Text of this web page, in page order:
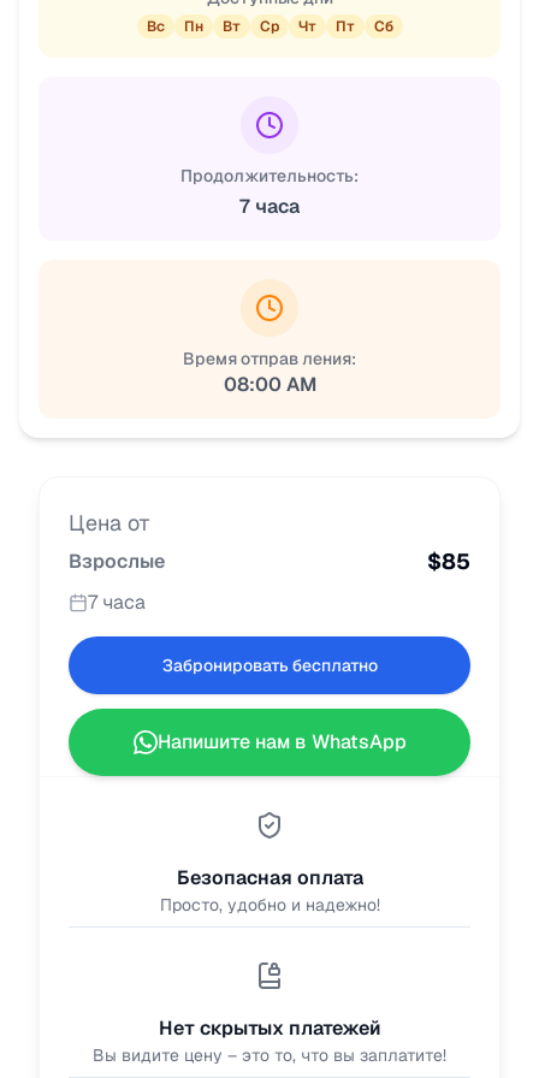
Вс Пн Вт Ср Чт Пт Сб
Продолжительность:
7 часа
Время отправ ления:
08:00 AM
Цена от
Взрослые $85
7 часа
Забронировать бесплатно
Напишите нам в WhatsApp
Безопасная оплата
Просто, удобно и надежно!
Нет скрытых платежей
Вы видите цену – это то, что вы заплатите!